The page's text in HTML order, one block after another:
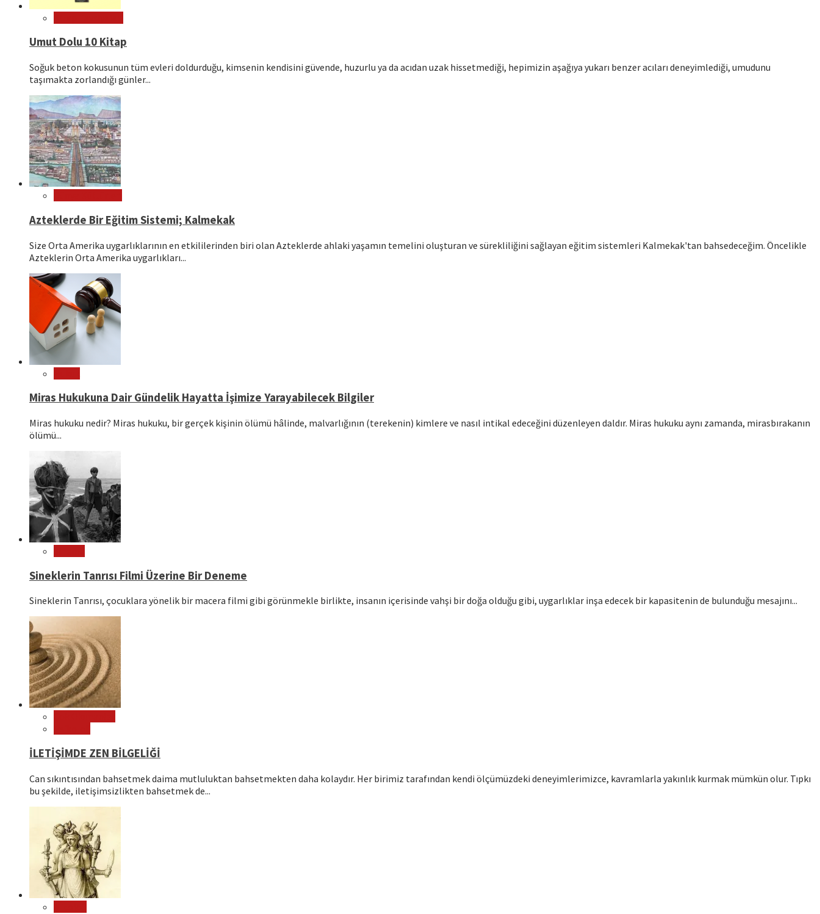
Umut Dolu 10 Kitap
Soğuk beton kokusunun tüm evleri doldurduğu, kimsenin kendisini güvende, huzurlu ya da acıdan uzak hissetmediği, hepimizin aşağıya yukarı benzer acıları deneyimlediği, umudunu
taşımakta zorlandığı günler...
Azteklerde Bir Eğitim Sistemi; Kalmekak
Size Orta Amerika uygarlıklarının en etkililerinden biri olan Azteklerde ahlaki yaşamın temelini oluşturan ve sürekliliğini sağlayan eğitim sistemleri Kalmekak'tan bahsedeceğim. Öncelikle
Azteklerin Orta Amerika uygarlıkları...
Miras Hukukuna Dair Gündelik Hayatta İşimize Yarayabilecek Bilgiler
Miras hukuku nedir? Miras hukuku, bir gerçek kişinin ölümü hâlinde, malvarlığının (terekenin) kimlere ve nasıl intikal edeceğini düzenleyen daldır. Miras hukuku aynı zamanda, mirasbırakanın
ölümü...
Sineklerin Tanrısı Filmi Üzerine Bir Deneme
Sineklerin Tanrısı, çocuklara yönelik bir macera filmi gibi görünmekle birlikte, insanın içerisinde vahşi bir doğa olduğu gibi, uygarlıklar inşa edecek bir kapasitenin de bulunduğu mesajını...
İLETİŞİMDE ZEN BİLGELİĞİ
Can sıkıntısından bahsetmek daima mutluluktan bahsetmekten daha kolaydır. Her birimiz tarafından kendi ölçümüzdeki deneyimlerimizce, kavramlarla yakınlık kurmak mümkün olur. Tıpkı
bu şekilde, iletişimsizlikten bahsetmek de...